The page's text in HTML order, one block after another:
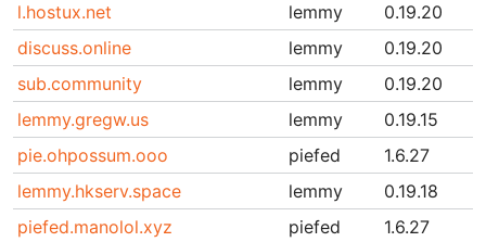
l.hostux.net
lemmy
0.19.20
discuss.online
lemmy
0.19.20
sub.community
lemmy
0.19.20
lemmy.gregw.us
lemmy
0.19.15
pie.ohpossum.ooo
piefed
1.6.27
lemmy.hkserv.space
lemmy
0.19.18
piefed.manolol.xyz
piefed
1.6.27